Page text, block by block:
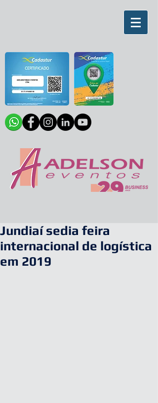
Jundiaí sedia feira
internacional de logística
em 2019